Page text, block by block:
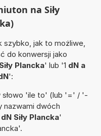
na Siły
szybko, jak to możliwe,
do konwersji jako
Plancka' lub '1 dN a
':
słowo 'ile to' (lub '=' / '-
nazwami dwóch
dN Siły Plancka'